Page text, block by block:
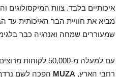
מביא את חוויית הבר האיכותית עד
שמעוררים שמחה ואנרגיה כבר
עם למעלה מ-50,000
רחבי הארץ, MUZA הפכה לשם נרדף